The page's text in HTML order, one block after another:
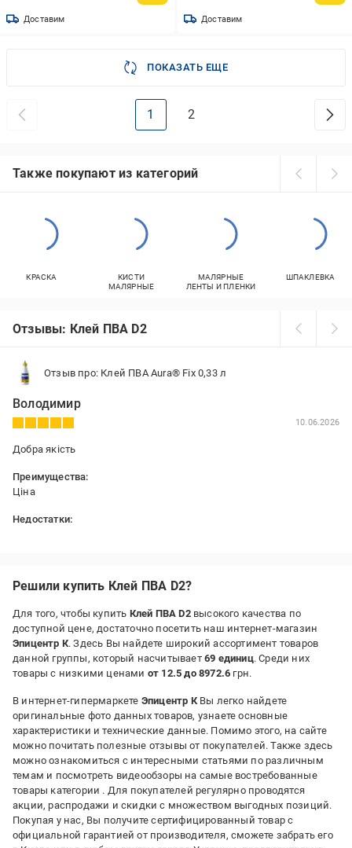
Доставим Доставим
ПОКАЗАТЬ ЕЩЕ
1 2
Также покупают из категорий
КРАСКА
КИСТИ
МАЛЯРНЫЕ
МАЛЯРНЫЕ
ЛЕНТЫ И ПЛЕНКИ
ШПАКЛЕВКА
Отзывы: Клей ПВА D2
Отзыв про: Клей ПВА Aura® Fix 0,33 л
Володимир
10.06.2026
Добра якість
Преимущества:
Ціна
Недостатки:
Решили купить Клей ПВА D2?
Для того, чтобы купить Клей ПВА D2высокого качества по
доступной цене, достаточно посетить наш интернет-магазин
Эпицентр К. Здесь Вы найдете широкий ассортимент товаров
данной группы, который насчитывает 69 единиц. Среди них
товары с низкими ценами от 12.5 до 8972.6 грн.
В интернет-гипермаркете Эпицентр КВы легко найдете
оригинальные фото данных товаров, узнаете основные
характеристики и технические данные. Помимо этого, на сайте
можно почитать полезные отзывы от покупателей. Также здесь
можно ознакомиться с интересными статьями по различным
темам и посмотреть видеообзоры на самые востребованные
товары категории . Для покупателей регулярно проводятся
акции, распродажи и скидки с множеством выгодных позиций.
Покупая у нас, Вы получите сертифицированный товар с
официальной гарантией от производителя, сможете забрать его